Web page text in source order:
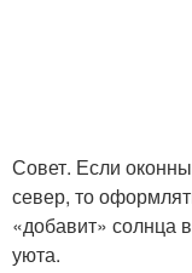
Совет. Если
север, то
«добавит» солнца
уюта.